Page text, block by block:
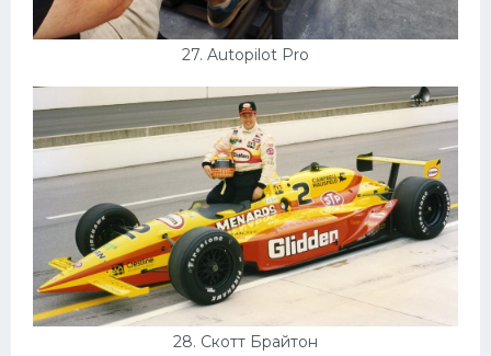
27. Autopilot Pro
28. Скотт Брайтон